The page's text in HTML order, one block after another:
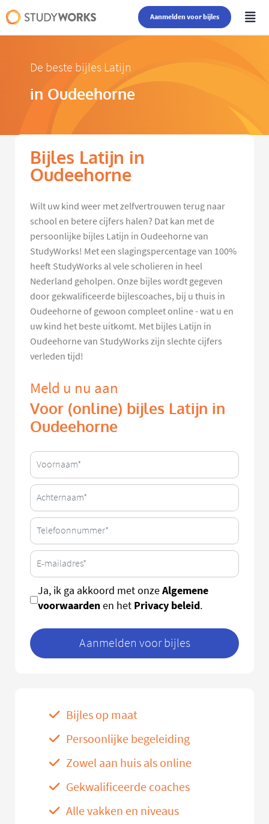
Aanmelden voor bijles
De beste bijles Latijn
in Oudeehorne
Bijles Latijn in
Oudeehorne
Wilt uw kind weer met zelfvertrouwen terug naar
school en betere cijfers halen? Dat kan met de
persoonlijke bijles Latijn in Oudeehorne van
StudyWorks! Met een slagingspercentage van 100%
heeft StudyWorks al vele scholieren in heel
Nederland geholpen. Onze bijles wordt gegeven
door gekwalificeerde bijlescoaches, bij u thuis in
Oudeehorne of gewoon compleet online - wat u en
uw kind het beste uitkomt. Met bijles Latijn in
Oudeehorne van StudyWorks zijn slechte cijfers
verleden tijd!
Meld u nu aan
Voor (online) bijles Latijn in
Oudeehorne
Ja, ik ga akkoord met onzeAlgemene
voorwaardenen het Privacy beleid.
Aanmelden voor bijles
Bijles op maat
Persoonlijke begeleiding
Zowel aan huis als online
Gekwalificeerde coaches
Alle vakken en niveaus